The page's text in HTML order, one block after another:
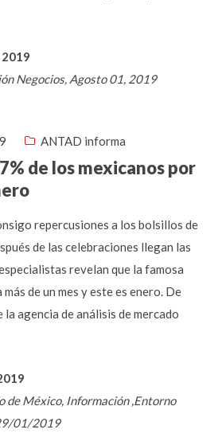
Negocios, Agosto 01, 2019
ANTAD informa
de los mexicanos por
repercusiones a los bolsillos de
de las celebraciones llegan las
revelan que la famosa
de un mes y este es enero. De
agencia de análisis de mercado
de México, Información ,Entorno
01/2019